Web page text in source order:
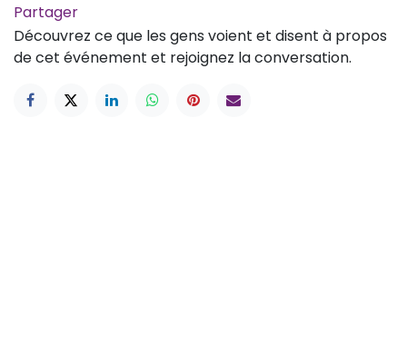
Partager
Découvrez ce que les gens voient et disent à propos
de cet événement et rejoignez la conversation.